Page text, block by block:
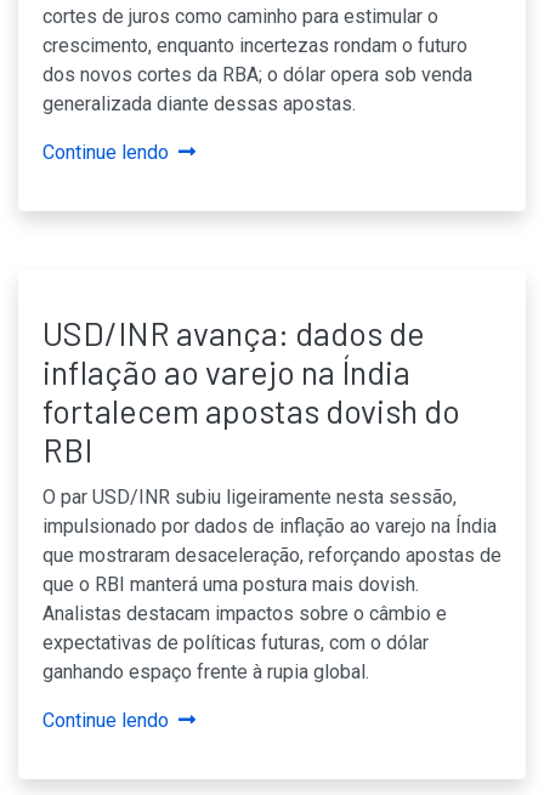
cortes de juros como caminho para estimular o
crescimento, enquanto incertezas rondam o futuro
dos novos cortes da RBA; o dólar opera sob venda
generalizada diante dessas apostas.
Continue lendo
USD/INR avança: dados de
inflação ao varejo na Índia
fortalecem apostas dovish do
RBI
O par USD/INR subiu ligeiramente nesta sessão,
impulsionado por dados de inflação ao varejo na Índia
que mostraram desaceleração, reforçando apostas de
que o RBI manterá uma postura mais dovish.
Analistas destacam impactos sobre o câmbio e
expectativas de políticas futuras, com o dólar
ganhando espaço frente à rupia global.
Continue lendo